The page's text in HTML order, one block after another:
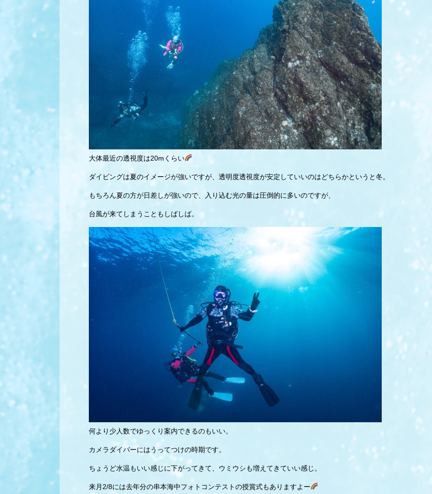
大体最近の透視度は20mくらい
ダイビングは夏のイメージが強いですが、透明度透視度が安定していいのはどちらかというと冬。
もちろん夏の方が日差しが強いので、入り込む光の量は圧倒的に多いのですが、
台風が来てしまうこともしばしば。
何より少人数でゆっくり案内できるのもいい。
カメラダイバーにはうってつけの時期です。
ちょうど水温もいい感じに下がってきて、ウミウシも増えてきていい感じ。
来月2/8には去年分の串本海中フォトコンテストの授賞式もありますよー